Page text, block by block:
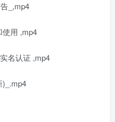
_,mp4
用 ,mp4
名认证 ,mp4
)_.mp4